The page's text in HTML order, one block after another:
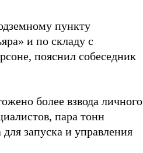
пункту
и по складу с
пояснил собеседник
более взвода личного
пара тонн
запуска и управления